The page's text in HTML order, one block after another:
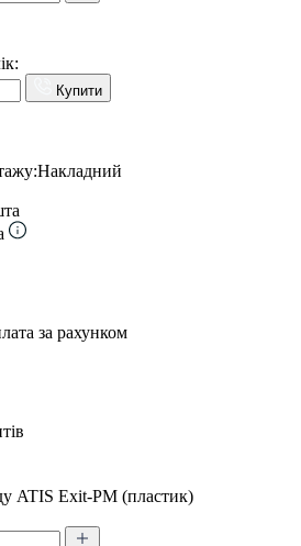
Купити
Накладний
за рахунком
ATIS Exit-PM (пластик)